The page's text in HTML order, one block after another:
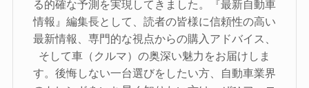
情報』編集長として、読者の皆様に信頼性の高い
最新情報、専門的な視点からの購入アドバイス、
そして車（クルマ）の奥深い魅力をお届けしま
す。後悔しない一台選びをしたい方、自動車業界